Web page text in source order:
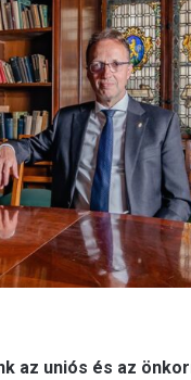
az uniós és az